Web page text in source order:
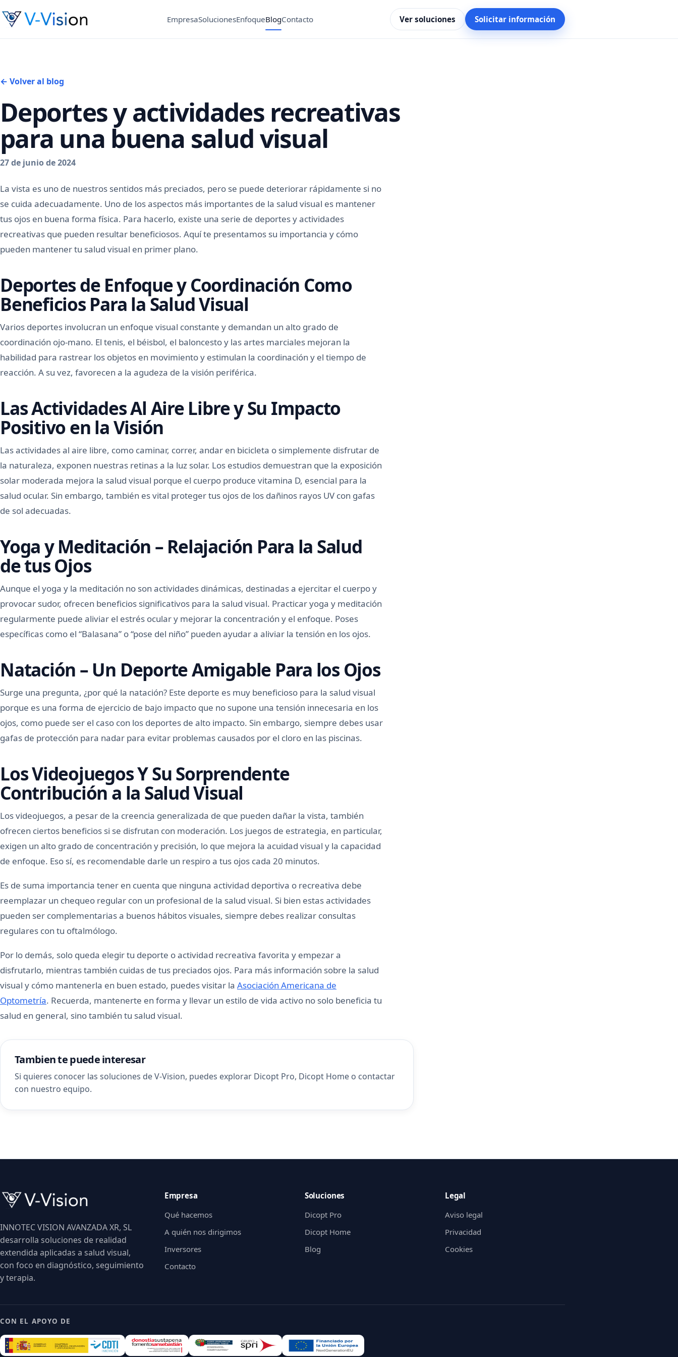
EmpresaSolucionesEnfoqueBlogContacto Ver soluciones Solicitar información
← Volver al blog
Deportes y actividades recreativas
para una buena salud visual
27 de junio de 2024
La vista es uno de nuestros sentidos más preciados, pero se puede deteriorar rápidamente si no
se cuida adecuadamente. Uno de los aspectos más importantes de la salud visual es mantener
tus ojos en buena forma física. Para hacerlo, existe una serie de deportes y actividades
recreativas que pueden resultar beneficiosos. Aquí te presentamos su importancia y cómo
pueden mantener tu salud visual en primer plano.
Deportes de Enfoque y Coordinación Como
Beneficios Para la Salud Visual
Varios deportes involucran un enfoque visual constante y demandan un alto grado de
coordinación ojo-mano. El tenis, el béisbol, el baloncesto y las artes marciales mejoran la
habilidad para rastrear los objetos en movimiento y estimulan la coordinación y el tiempo de
reacción. A su vez, favorecen a la agudeza de la visión periférica.
Las Actividades Al Aire Libre y Su Impacto
Positivo en la Visión
Las actividades al aire libre, como caminar, correr, andar en bicicleta o simplemente disfrutar de
la naturaleza, exponen nuestras retinas a la luz solar. Los estudios demuestran que la exposición
solar moderada mejora la salud visual porque el cuerpo produce vitamina D, esencial para la
salud ocular. Sin embargo, también es vital proteger tus ojos de los dañinos rayos UV con gafas
de sol adecuadas.
Yoga y Meditación – Relajación Para la Salud
de tus Ojos
Aunque el yoga y la meditación no son actividades dinámicas, destinadas a ejercitar el cuerpo y
provocar sudor, ofrecen beneficios significativos para la salud visual. Practicar yoga y meditación
regularmente puede aliviar el estrés ocular y mejorar la concentración y el enfoque. Poses
específicas como el “Balasana” o “pose del niño” pueden ayudar a aliviar la tensión en los ojos.
Natación – Un Deporte Amigable Para los Ojos
Surge una pregunta, ¿por qué la natación? Este deporte es muy beneficioso para la salud visual
porque es una forma de ejercicio de bajo impacto que no supone una tensión innecesaria en los
ojos, como puede ser el caso con los deportes de alto impacto. Sin embargo, siempre debes usar
gafas de protección para nadar para evitar problemas causados por el cloro en las piscinas.
Los Videojuegos Y Su Sorprendente
Contribución a la Salud Visual
Los videojuegos, a pesar de la creencia generalizada de que pueden dañar la vista, también
ofrecen ciertos beneficios si se disfrutan con moderación. Los juegos de estrategia, en particular,
exigen un alto grado de concentración y precisión, lo que mejora la acuidad visual y la capacidad
de enfoque. Eso sí, es recomendable darle un respiro a tus ojos cada 20 minutos.
Es de suma importancia tener en cuenta que ninguna actividad deportiva o recreativa debe
reemplazar un chequeo regular con un profesional de la salud visual. Si bien estas actividades
pueden ser complementarias a buenos hábitos visuales, siempre debes realizar consultas
regulares con tu oftalmólogo.
Por lo demás, solo queda elegir tu deporte o actividad recreativa favorita y empezar a
disfrutarlo, mientras también cuidas de tus preciados ojos. Para más información sobre la salud
visual y cómo mantenerla en buen estado, puedes visitar la Asociación Americana de
Optometría. Recuerda, mantenerte en forma y llevar un estilo de vida activo no solo beneficia tu
salud en general, sino también tu salud visual.
Tambien te puede interesar
Si quieres conocer las soluciones de V-Vision, puedes explorar Dicopt Pro, Dicopt Home o contactar
con nuestro equipo.
INNOTEC VISION AVANZADA XR, SL
desarrolla soluciones de realidad
extendida aplicadas a salud visual,
con foco en diagnóstico, seguimiento
y terapia.
Empresa
Qué hacemos
A quién nos dirigimos
Inversores
Contacto
Soluciones
Dicopt Pro
Dicopt Home
Blog
Legal
Aviso legal
Privacidad
Cookies
CON EL APOYO DE